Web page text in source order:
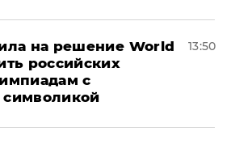
на решение World
российских
с
13:50